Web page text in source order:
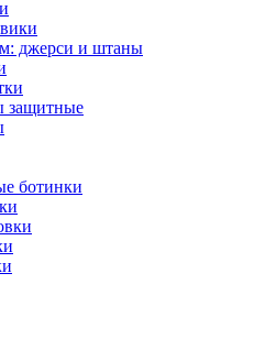
джерси и штаны
защитные
ботинки